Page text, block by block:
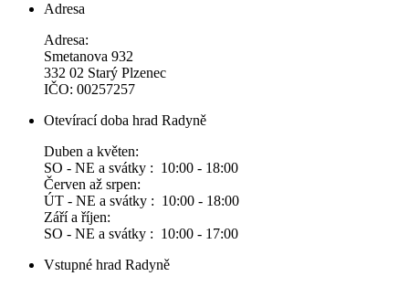
Adresa
Adresa:
Smetanova 932
332 02 Starý Plzenec
IČO: 00257257
Otevírací doba hrad Radyně
Duben a květen:
SO - NE a svátky : 10:00 - 18:00
Červen až srpen:
ÚT - NE a svátky : 10:00 - 18:00
Září a říjen:
SO - NE a svátky : 10:00 - 17:00
Vstupné hrad Radyně